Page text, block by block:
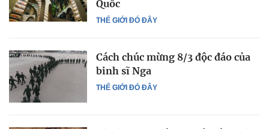
THẾ GIỚI ĐÓ ĐÂY
Quốc
THẾ GIỚI ĐÓ ĐÂY
Cách chúc mừng 8/3 độc đáo của
binh sĩ Nga